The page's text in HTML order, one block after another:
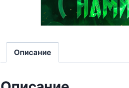
Описание